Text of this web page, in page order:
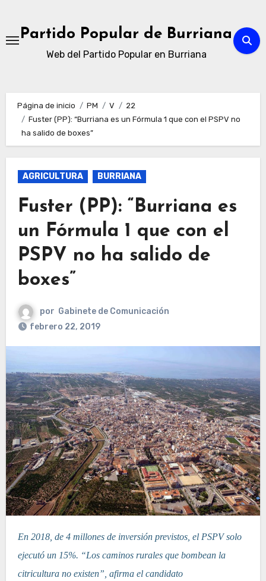
contenidoPartido Popular de Burriana
Web del Partido Popular en Burriana
Página de inicio PM V
22
Fuster (PP): “Burriana es un Fórmula 1 que con el PSPV no
ha salido de boxes”
AGRICULTURA BURRIANA
Fuster (PP): “Burriana es
un Fórmula 1 que con el
PSPV no ha salido de
boxes”
por Gabinete de Comunicación
febrero 22, 2019
En 2018, de 4 millones de inversión previstos, el PSPV solo
ejecutó un 15%. “Los caminos rurales que bombean la
citricultura no existen”, afirma el candidato